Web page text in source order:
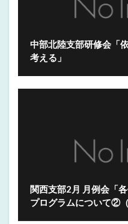
中部北陸支部研修会「
考える」
関西支部2月 月例会「
プログラムについて②（